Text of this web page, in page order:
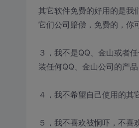
其它软件免费的好用的是我
它们公司赔偿，免费的，你
３，我不是QQ、金山或者
装任何QQ、金山公司的产
４，我不希望自己使用的
５，我不喜欢被恫吓，不喜